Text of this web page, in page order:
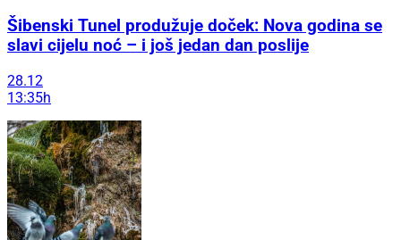
Šibenski Tunel produžuje doček: Nova godina se
slavi cijelu noć – i još jedan dan poslije
28.12
13:35h